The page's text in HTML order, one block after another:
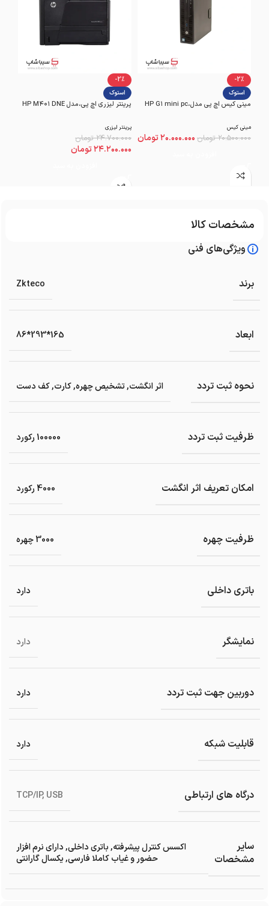
-2%
استوک
مینی کیس اچ پی مدل،HP G۱ mini pc
مینی کیس
۲۰.۵۰۰.۰۰۰ تومان ۲۰.۰۰۰.۰۰۰تومان
-2%
استوک
پرینتر لیزری اچ پی،مدل HP M۴۰۱ DNE
پرینتر لیزری
۲۴.۷۰۰.۰۰۰ تومان
۲۴.۲۰۰.۰۰۰تومان
مشخصات کالا
ویژگی‌های فنی
برند Zkteco
ابعاد 165*293*86
نحوه ثبت تردد اثر انگشت,تشخیص چهره,کارت,کف دست
ظرفیت ثبت تردد 100000 رکورد
امکان تعریف اثر انگشت 4000 رکورد
ظرفیت چهره 3000 چهره
باتری داخلی دارد
نمایشگر دارد
دوربین جهت ثبت تردد دارد
قابلیت شبکه دارد
درگاه های ارتباطی TCP/IP, USB
سایر
مشخصات
اکسس کنترل پیشرفته,باتری داخلی,دارای نرم افزار
حضور و غیاب کاملا فارسی,یکسال گارانتی